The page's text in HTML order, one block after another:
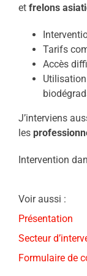
et frelons
Tarifs
Accès
J’interviens
les
Intervention
Voir aussi :
Présentation
Secteur
Formulaire de